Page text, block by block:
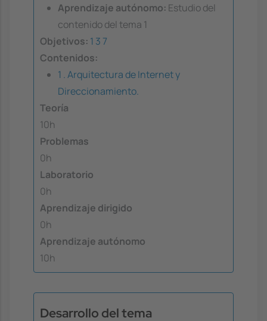
Aprendizaje autónomo: Estudio del
contenido del tema 1
Objetivos: 1 3 7
Contenidos:
1 . Arquitectura de Internet y
Direccionamiento.
Teoría
10h
Problemas
0h
Laboratorio
0h
Aprendizaje dirigido
0h
Aprendizaje autónomo
10h
Desarrollo del tema